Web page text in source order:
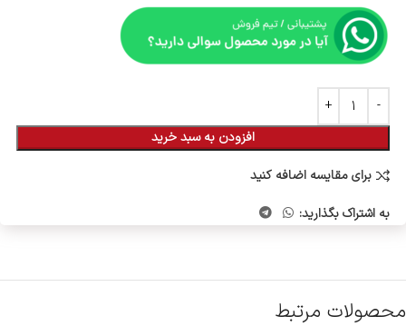
افزودن به سبد خرید
برای مقایسه اضافه کنید
به اشتراک بگذارید:
محصولات مرتبط